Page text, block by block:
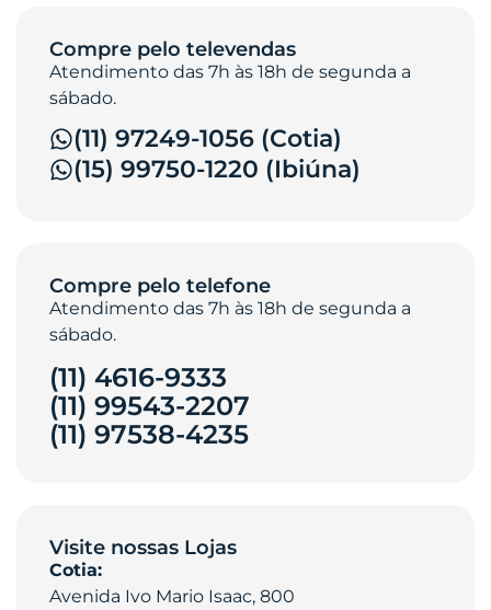
Compre pelo televendas
Atendimento das 7h às 18h de segunda a
sábado.
(11) 97249-1056 (Cotia)
(15) 99750-1220 (Ibiúna)
Compre pelo telefone
Atendimento das 7h às 18h de segunda a
sábado.
(11) 4616-9333
(11) 99543-2207
(11) 97538-4235‎
Visite nossas Lojas
Cotia:
Avenida Ivo Mario Isaac, 800